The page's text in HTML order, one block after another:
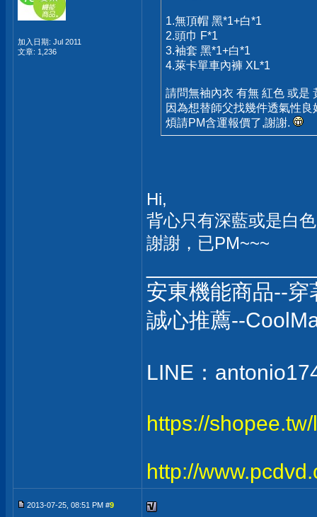
加入日期: Jul 2011
文章: 1,236
1.無頂帽 黑*1+白*1
2.頭巾 F*1
3.袖套 黑*1+白*1
4.萊卡單車內褲 XL*1
請問無袖內衣 有無 紅色 或是
因為想替師父找幾件透氣性
煩請PM含運報價了,謝謝.
Hi,
背心只有深藍或是白
謝謝，已PM~~~
安東機能商品--
誠心推薦--
LINE：
https://
http://
2013-07-25, 08:51 PM #9